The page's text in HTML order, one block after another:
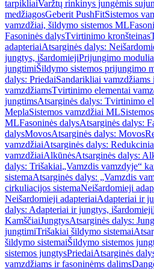
tarpikliaiVaržtų rinkinys jungėmis
medžiagosGeberit PushFitSistemos
vamzdžiai, šildymo sistemos ML
Fasoninės dalysTvirtinimo kronšteinas
adapteriaiAtsarginės dalys:
jungtys, išardomiejiPrijungimo
jungtimiŠildymo sistemos prijungimo
dalys: PriedaiSandarikliai vamzdžiams
vamzdžiamsTvirtinimo elementai
jungtimsAtsarginės dalys: Tvirtinimo
MeplaSistemos vamzdžiai ML
MLFasoninės dalysAtsarginės dalys:
dalysMovosAtsarginės dalys: Movos
vamzdžiaiAtsarginės dalys:
vamzdžiaiAlkūnėsAtsarginės dalys:
dalys: Trišakiai„Vamzdis vamzdyje“
sistemaAtsarginės dalys: „Vamzdis
cirkuliacijos sistemaNeišardomieji
Neišardomieji adapteriaiAdapteriai ir
dalys: Adapteriai ir jungtys, išardomieji
KamščiaiJungtysAtsarginės dalys:
jungtimiTrišakiai šildymo sistemai
šildymo sistemaiŠildymo sistemos
sistemos jungtysPriedaiAtsarginės
vamzdžiams ir fasoninėms dalims